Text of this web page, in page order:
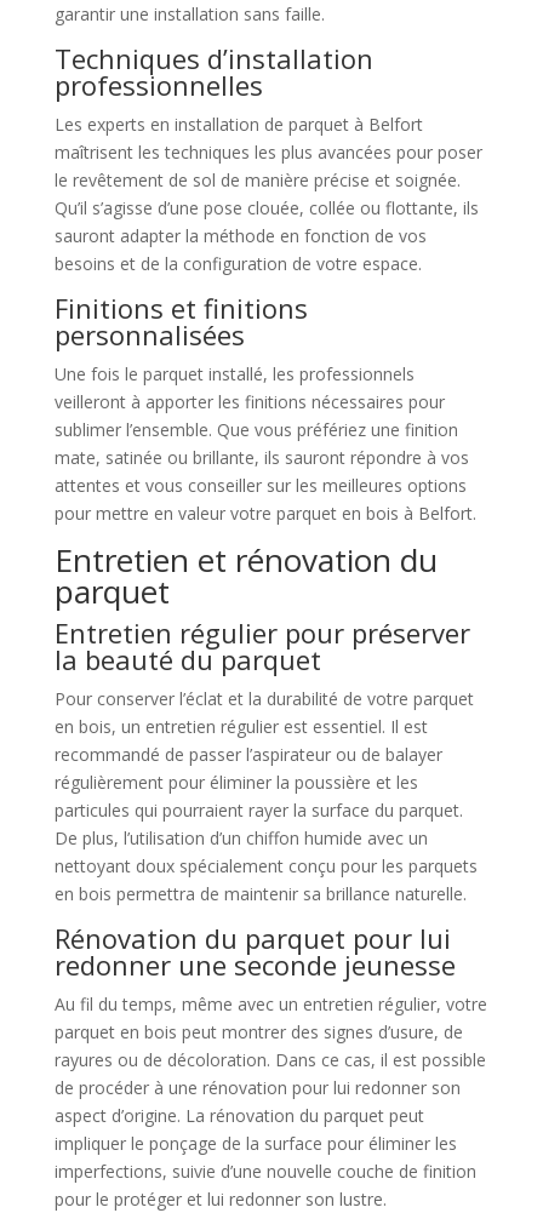
garantir une installation sans faille.
Techniques d’installation
professionnelles
Les experts en installation de parquet à Belfort
maîtrisent les techniques les plus avancées pour poser
le revêtement de sol de manière précise et soignée.
Qu’il s’agisse d’une pose clouée, collée ou flottante, ils
sauront adapter la méthode en fonction de vos
besoins et de la configuration de votre espace.
Finitions et finitions
personnalisées
Une fois le parquet installé, les professionnels
veilleront à apporter les finitions nécessaires pour
sublimer l’ensemble. Que vous préfériez une finition
mate, satinée ou brillante, ils sauront répondre à vos
attentes et vous conseiller sur les meilleures options
pour mettre en valeur votre parquet en bois à Belfort.
Entretien et rénovation du
parquet
Entretien régulier pour préserver
la beauté du parquet
Pour conserver l’éclat et la durabilité de votre parquet
en bois, un entretien régulier est essentiel. Il est
recommandé de passer l’aspirateur ou de balayer
régulièrement pour éliminer la poussière et les
particules qui pourraient rayer la surface du parquet.
De plus, l’utilisation d’un chiffon humide avec un
nettoyant doux spécialement conçu pour les parquets
en bois permettra de maintenir sa brillance naturelle.
Rénovation du parquet pour lui
redonner une seconde jeunesse
Au fil du temps, même avec un entretien régulier, votre
parquet en bois peut montrer des signes d’usure, de
rayures ou de décoloration. Dans ce cas, il est possible
de procéder à une rénovation pour lui redonner son
aspect d’origine. La rénovation du parquet peut
impliquer le ponçage de la surface pour éliminer les
imperfections, suivie d’une nouvelle couche de finition
pour le protéger et lui redonner son lustre.